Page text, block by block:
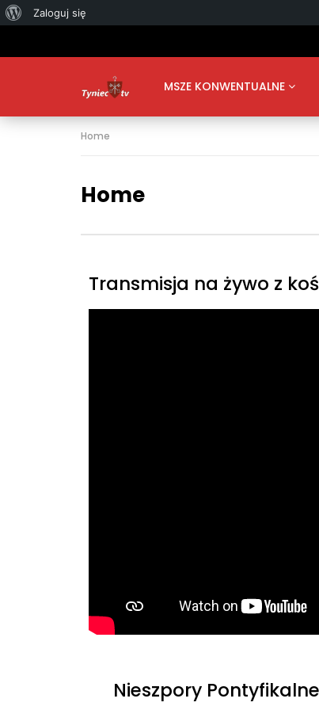
Zaloguj się
MSZE KONWENTUALNE
Home
Home
Transmisja na żywo z
Nieszpory